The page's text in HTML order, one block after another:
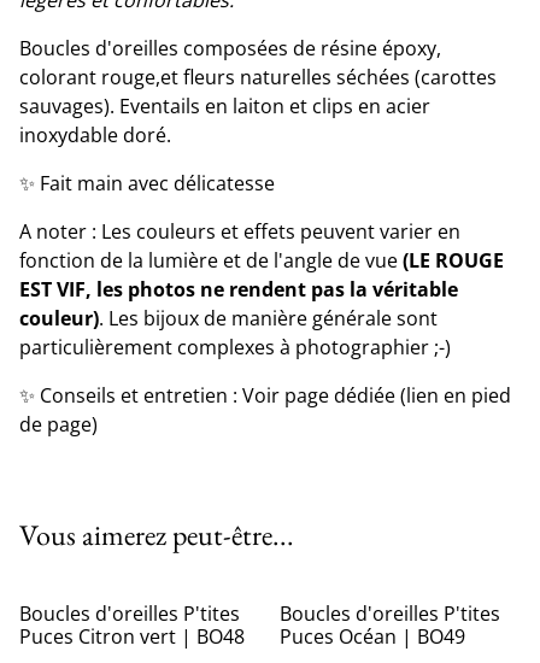
Boucles d'oreilles composées de résine époxy,
colorant rouge,et fleurs naturelles séchées (carottes
sauvages). Eventails en laiton et clips en acier
inoxydable doré.
✨ Fait main avec délicatesse
A noter : Les couleurs et effets peuvent varier en
fonction de la lumière et de l'angle de vue(LE ROUGE
EST VIF, les photos ne rendent pas la véritable
couleur). Les bijoux de manière générale sont
particulièrement complexes à photographier ;-)
✨ Conseils et entretien : Voir page dédiée (lien en pied
de page)
Vous aimerez peut-être...
Boucles d'oreilles P'tites
Puces Citron vert | BO48
Boucles d'oreilles P'tites
Puces Océan | BO49